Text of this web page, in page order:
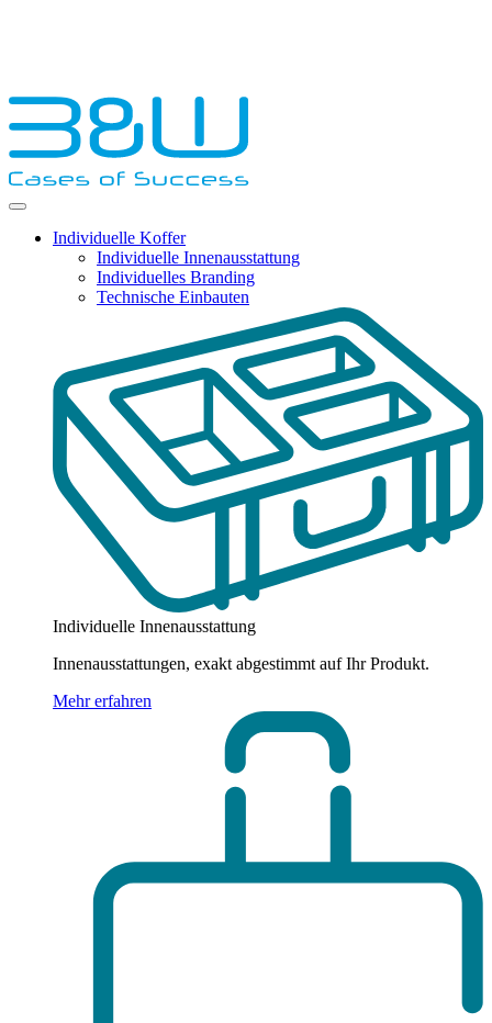
Individuelle Koffer
Individuelle Innenausstattung
Individuelles Branding
Technische Einbauten
Individuelle Innenausstattung
Innenausstattungen, exakt abgestimmt auf Ihr Produkt.
Mehr erfahren